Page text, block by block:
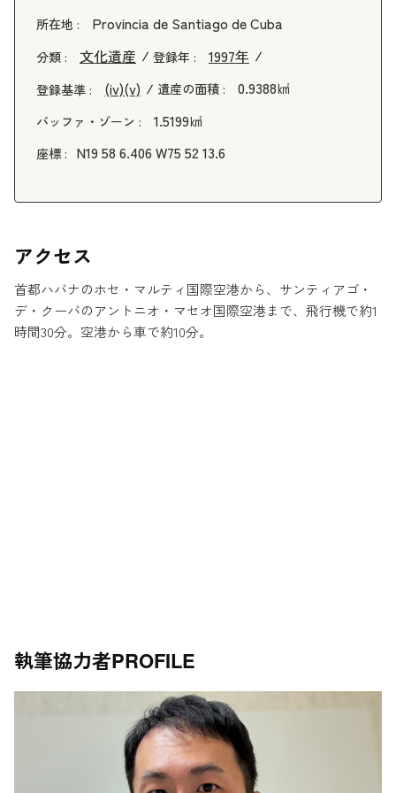
所在地 : Provincia de Santiago de Cuba
分類 : 文化遺産 登録年 : 1997年
登録基準 : (iv)(v) 遺産の面積 : 0.9388㎢
バッファ・ゾーン : 1.5199㎢
座標 : N19 58 6.406 W75 52 13.6
アクセス
首都ハバナのホセ・マルティ国際空港から、サンティアゴ・
デ・クーバのアントニオ・マセオ国際空港まで、飛行機で約1
時間30分。空港から車で約10分。
執筆協力者PROFILE